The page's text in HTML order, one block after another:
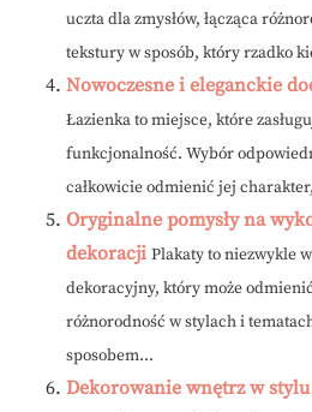
uczta dla zmysłów, łącząca
tekstury w sposób, który rzadko
Nowoczesne i eleganckie
Łazienka to miejsce, które
funkcjonalność. Wybór
całkowicie odmienić jej
Oryginalne pomysły na
dekoracji Plakaty to niezwykle
dekoracyjny, który może
różnorodność w stylach i
sposobem...
Dekorowanie wnętrz w